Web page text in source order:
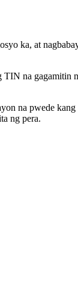
ka, at
TIN na gagamitin
na pwede
ng pera.